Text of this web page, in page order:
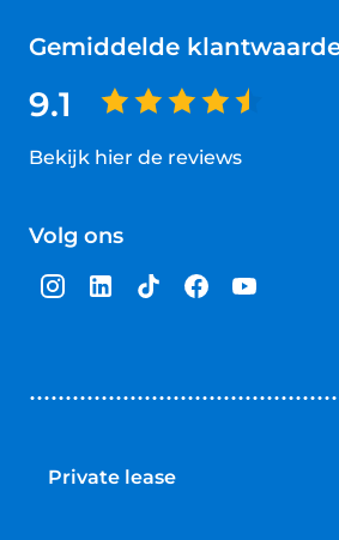
Gemiddelde
9.1
Bekijk hier de reviews
van
sterren
Volg ons
Private lease